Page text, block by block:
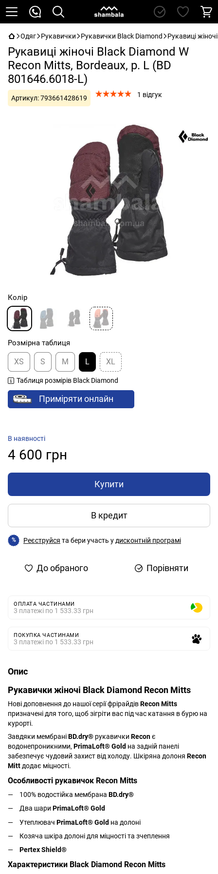
Одяг Рукавички Рукавички Black Diamond Рукавиці
Рукавиці жіночі Black Diamond W
Recon Mitts, Bordeaux, р. L (BD
801646.6018-L)
Артикул:793661428619 1 відгук
Колір
Розмірна таблиця
XS S M L XL
Таблиця розмірів Black Diamond
Приміряти онлайн
В наявності
4 600 грн
Купити
В кредит
% Реєструйся та бери участь у дисконтній програмі
До обраного Порівняти
ОПЛАТА ЧАСТИНАМИ
3 платежі по 1 533.33 грн
ПОКУПКА ЧАСТИНАМИ
3 платежі по 1 533.33 грн
Опис
Рукавички жіночі Black Diamond Recon Mitts
Нові доповнення до нашої серії фрірайдівRecon Mitts
призначені для того, щоб зігріти вас під час катання в бурю на
курорті.
Завдяки мембраніBD.dry® рукавички Reconє
водонепроникними, PrimaLoft® Gold на задній панелі
забезпечує чудовий захист від холоду. Шкіряна долоня Recon
Mitt додає міцності.
Особливості рукавичок Recon Mitts
100% водостійка мембрана BD.dry®
Два шари PrimaLoft® Gold
Утеплювач PrimaLoft® Gold на долоні
Козяча шкіра долоні для міцності та зчеплення
Pertex Shield®
Характеристики Black Diamond Recon Mitts